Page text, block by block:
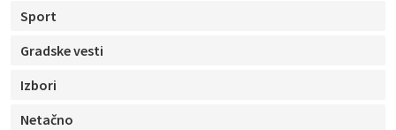
Sport
Gradske vesti
Izbori
Netačno